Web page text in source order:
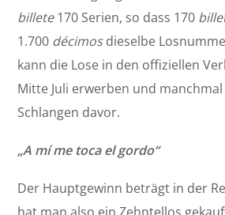
billete170 Serien, so dass 170
1.700 décimosdieselbe
kann die Lose in den offiziellen
Mitte Juli erwerben und
Schlangen davor.
„A mí me toca el gordo“
Der Hauptgewinn beträgt in der